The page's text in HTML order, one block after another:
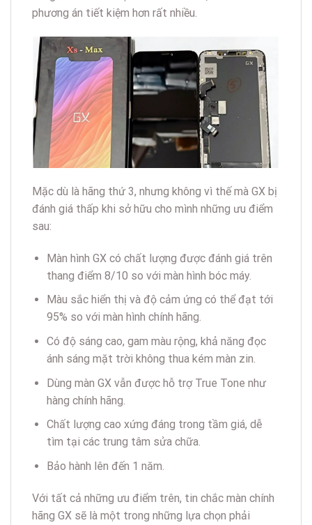
phương án tiết kiệm hơn rất nhiều.
Mặc dù là hãng thứ 3, nhưng không vì thế mà GX bị
đánh giá thấp khi sở hữu cho mình những ưu điểm
sau:
Màn hình GX có chất lượng được đánh giá trên
thang điểm 8/10 so với màn hình bóc máy.
Màu sắc hiển thị và độ cảm ứng có thể đạt tới
95% so với màn hình chính hãng.
Có độ sáng cao, gam màu rộng, khả năng đọc
ánh sáng mặt trời không thua kém màn zin.
Dùng màn GX vẫn được hỗ trợ True Tone như
hàng chính hãng.
Chất lượng cao xứng đáng trong tầm giá, dễ
tìm tại các trung tâm sửa chữa.
Bảo hành lên đến 1 năm.
Với tất cả những ưu điểm trên, tin chắc màn chính
hãng GX sẽ là một trong những lựa chọn phải